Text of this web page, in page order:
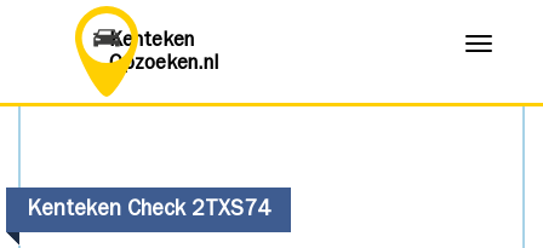
Kenteken
Opzoeken.nl
Menu
Kenteken Check 2TXS74